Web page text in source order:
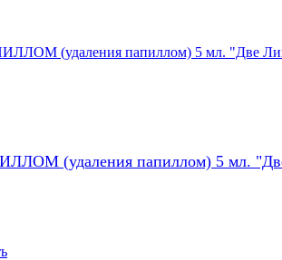
(удаления папиллом) 5 мл.